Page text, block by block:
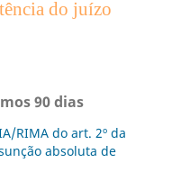
do juízo
90 dias
RIMA do art. 2º da
absoluta de